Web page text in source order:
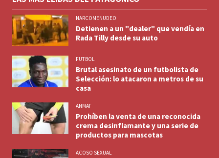
NARCOMENUDEO
Detienen a un "dealer" que vendía en
Rada Tilly desde su auto
FUTBOL
Brutal asesinato de un futbolista de
Selección: lo atacaron a metros de su
casa
ANMAT
Prohíben la venta de una reconocida
crema desinflamante y una serie de
productos para mascotas
ACOSO SEXUAL